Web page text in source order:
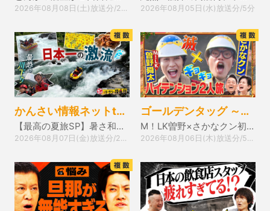
2026年08月08日(土)放送分/20分 2026年08月05日(水)放送分/5分
かんさい情報ネットten.
【最高の夏旅SP】暑さ和らげる涼しい映像満載！スリル満点徳島旅
2026年08月07日(金)放送分/20分
ゴールデンタッグ ～何かが起きそうな2人をマッチング～
M！LK曽野×さかなクン初共演！夏のドライブ旅▽永尾柚乃×熊元プロレス 韓国弾丸爆食旅
2026年08月06日(木)放送分/54分